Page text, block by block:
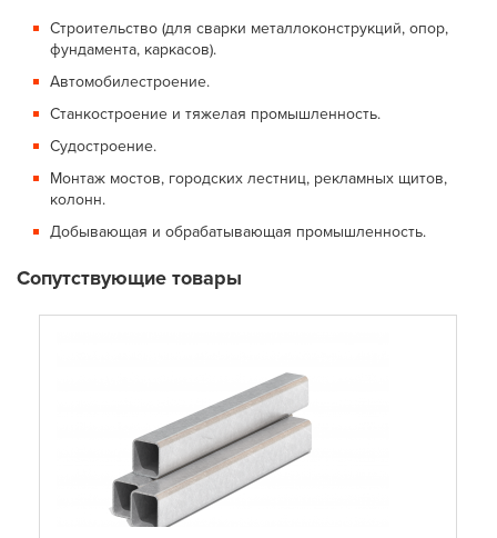
Строительство (для сварки металлоконструкций, опор,
фундамента, каркасов).
Автомобилестроение.
Станкостроение и тяжелая промышленность.
Судостроение.
Монтаж мостов, городских лестниц, рекламных щитов,
колонн.
Добывающая и обрабатывающая промышленность.
Сопутствующие товары